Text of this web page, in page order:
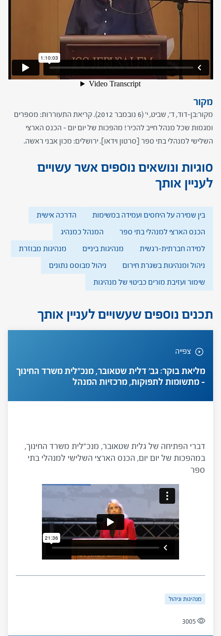
מקור
מקור:בן-דוד, ד', שביט, י' (6 נובמבר 2012). קריאת התעוררות: מספרים
ומגמות שכל מנהל חייב להכיר! מהפכות של יום יום - הכנס הארצי
השלישי למנהלי בתי ספר [סרטון וידאו]. ירושלים: מכון אבני ראשה.
סוגיות ונושאים נוספים אשר עשויים
לעניין אותך
בין שמירה על היחסים ועמידה במשימות
הדרכה אישית
הכנס הארצי למנהלי בתי ספר
המנהל כמנהיג
למידה חברתית-רגשית
מנהיגות ביניים
מנהיגות מבוזרת
ניהול ומנהיגות בשגרת חירום
ניהול מבוסס נתונים
שימור ועזיבת מורים כביטוי של מנהיגות
תכנים נוספים שעשויים לעניין אותך
צפייה
מליאת בוקר: גב' דלית שטאובר, מנכ"לית משרד החינוך
– מתשומות לתפוקות, מרכזיות המנהל
דברי הפתיחה של גלית שטאובר, מנכ"לית משרד החינוך,
במהפכות של יום יום, הכנס הארצי השלישי למנהלי בתי
ספר
מנהיגות וניהול
3005